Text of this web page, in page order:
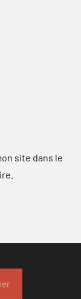
site dans le